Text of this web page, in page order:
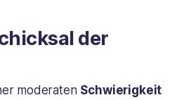
der
moderaten Schwierigkeit